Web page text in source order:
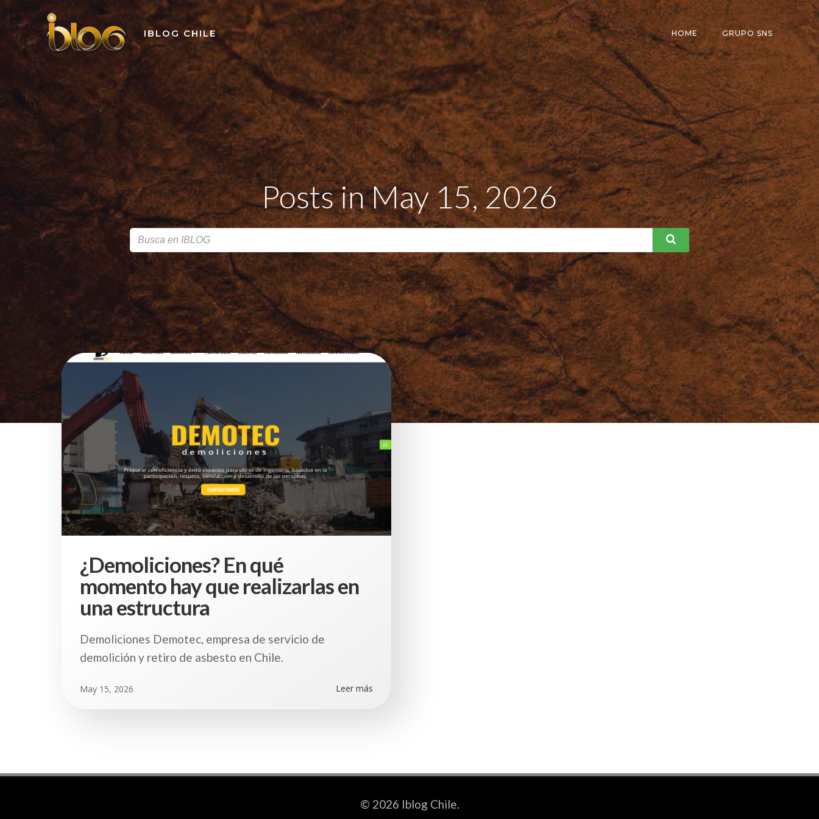
Skip
content
IBLOG CHILE HOME GRUPO SNS
Posts in May 15, 2026
¿Demoliciones? En qué
momento hay que realizarlas en
una estructura
Demoliciones Demotec, empresa de servicio de
demolición y retiro de asbesto en Chile.
May 15, 2026 Leer más
© 2026 Iblog Chile.